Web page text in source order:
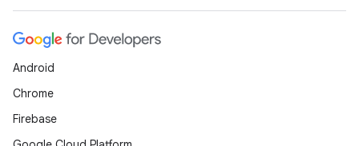
Android
Chrome
Firebase